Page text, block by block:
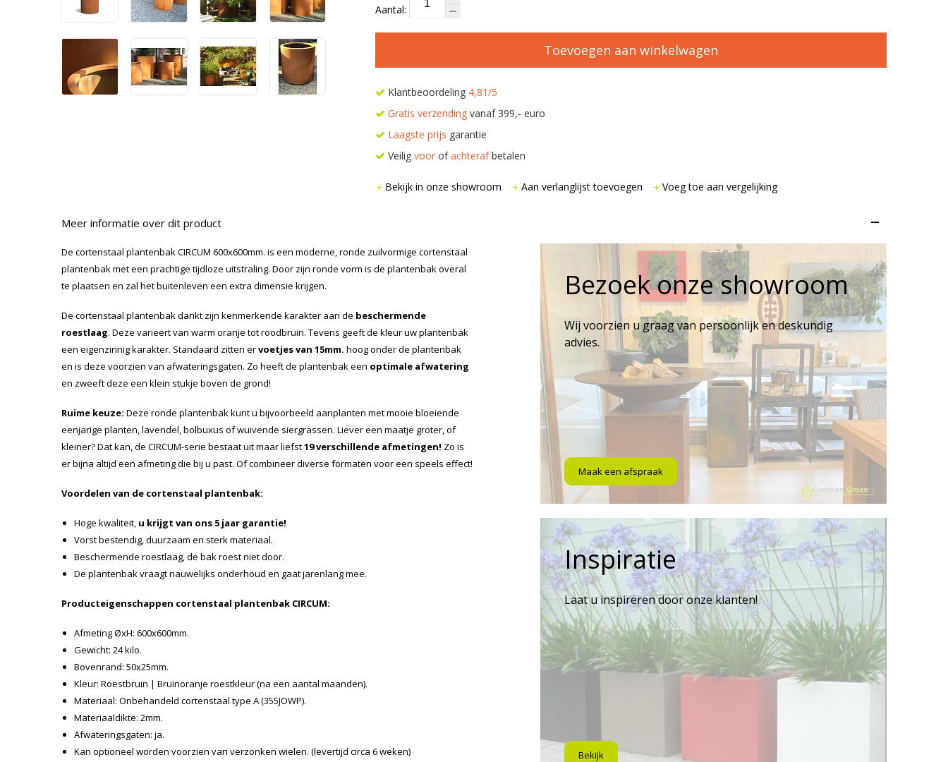
Aantal:
Toevoegen aan winkelwagen
Klantbeoordeling 4,81/5
Gratis verzendingvanaf 399,- euro
Laagste prijs garantie
Veilig voorofachterafbetalen
Bekijk in onze showroom Aan verlanglijst toevoegen Voeg toe aan vergelijking
Meer informatie over dit product –
De cortenstaal plantenbak CIRCUM 600x600mm. is een moderne, ronde zuilvormige cortenstaal
plantenbak met een prachtige tijdloze uitstraling. Door zijn ronde vorm is de plantenbak overal
te plaatsen en zal het buitenleven een extra dimensie krijgen.
De cortenstaal plantenbak dankt zijn kenmerkende karakter aan de beschermende
roestlaag. Deze varieert van warm oranje tot roodbruin. Tevens geeft de kleur uw plantenbak
een eigenzinnig karakter. Standaard zitten ervoetjes van 15mm. hoog onder de plantenbak
en is deze voorzien van afwateringsgaten. Zo heeft de plantenbak een optimale afwatering
en zweeft deze een klein stukje boven de grond!
Ruime keuze: Deze ronde plantenbak kunt u bijvoorbeeld aanplanten met mooie bloeiende
eenjarige planten, lavendel, bolbuxus of wuivende siergrassen. Liever een maatje groter, of
kleiner? Dat kan, de CIRCUM-serie bestaat uit maar liefst19 verschillende afmetingen! Zo is
er bijna altijd een afmeting die bij u past. Of combineer diverse formaten voor een speels effect!
Voordelen van de cortenstaal plantenbak:
Hoge kwaliteit, u krijgt van ons 5 jaar garantie!
Vorst bestendig, duurzaam en sterk materiaal.
Beschermende roestlaag, de bak roest niet door.
De plantenbak vraagt nauwelijks onderhoud en gaat jarenlang mee.
Producteigenschappen cortenstaal plantenbak CIRCUM:
Afmeting ØxH: 600x600mm.
Gewicht: 24 kilo.
Bovenrand: 50x25mm.
Kleur: Roestbruin | Bruinoranje roestkleur (na een aantal maanden).
Materiaal: Onbehandeld cortenstaal type A (355JOWP).
Materiaaldikte: 2mm.
Afwateringsgaten: ja.
Kan optioneel worden voorzien van verzonken wielen. (levertijd circa 6 weken)
Bezoek onze showroom
Wij voorzien u graag van persoonlijk en deskundig
advies.
Maak een afspraak
Inspiratie
Laat u inspireren door onze klanten!
Bekijk